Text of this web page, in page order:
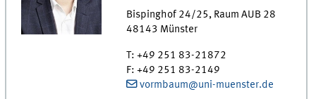
Bispinghof 24/25, Raum AUB 28
48143 Münster
T: +49 251 83-21872
F: +49 251 83-2149
vormbaum@uni-muenster.de